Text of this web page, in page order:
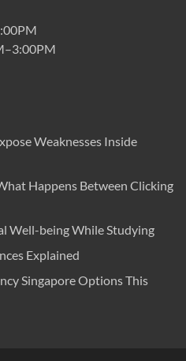
Weaknesses Inside
Happens Between Clicking
Well-being While Studying
Explained
Singapore Options This